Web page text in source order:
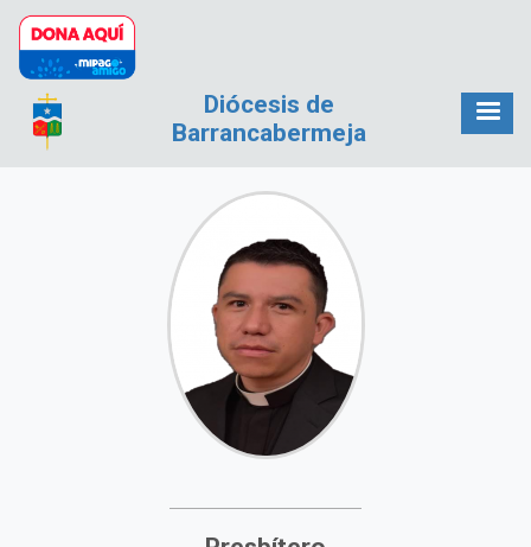
Pasar al contenido principal
Diócesis de
Barrancabermeja